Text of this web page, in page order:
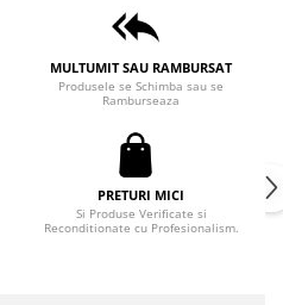
MULTUMIT SAU RAMBURSAT
Produsele se Schimba sau se
Ramburseaza
PRETURI MICI
Si Produse Verificate si
Reconditionate cu Profesionalism.